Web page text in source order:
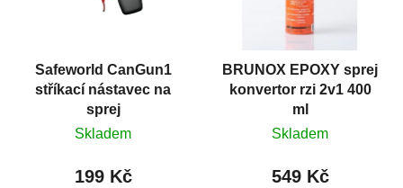
Safeworld CanGun1
stříkací nástavec na
sprej
Skladem
199 Kč
BRUNOX EPOXY sprej
konvertor rzi 2v1 400
ml
Skladem
549 Kč